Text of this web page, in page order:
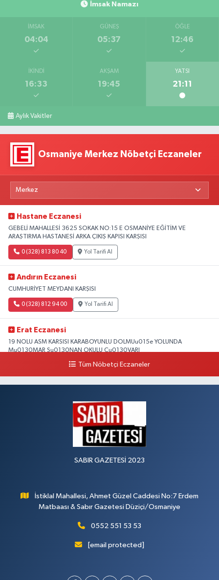
İmsak Namazı
İMSAK
04:04
GÜNEŞ
05:37
ÖĞLE
12:46
İKINDI
16:33
AKŞAM
19:45
YATSI
21:11
Aylık Vakitler
Osmaniye Merkez Nöbetçi Eczaneler
Hastane Eczanesi
GEBELİ MAHALLESİ 3625 SOKAK NO:15 E OSMANİYE EĞİTİM VE
ARAŞTIRMA HASTANESİ ARKA ÇIKIŞ KAPISI KARŞISI
0 (328) 813 80 40 Yol Tarifi Al
Andırın Eczanesi
CUMHURİYET MEYDANI KARŞISI
0 (328) 812 94 00 Yol Tarifi Al
Erat Eczanesi
19 NOLU ASM KARSISI KARABOYUNLU DOLMUu015e YOLUNDA
Mu0130MAR Su0130NAN OKULU Cu0130VARI
Yol Tarifi Al
Tüm Nöbetçi Eczaneler
SABIR GAZETESİ 2023
İstiklal Mahallesi, Ahmet Güzel Caddesi No:7 Erdem
Matbaası & Sabır Gazetesi Düziçi/Osmaniye
0552 551 53 53
[email protected]